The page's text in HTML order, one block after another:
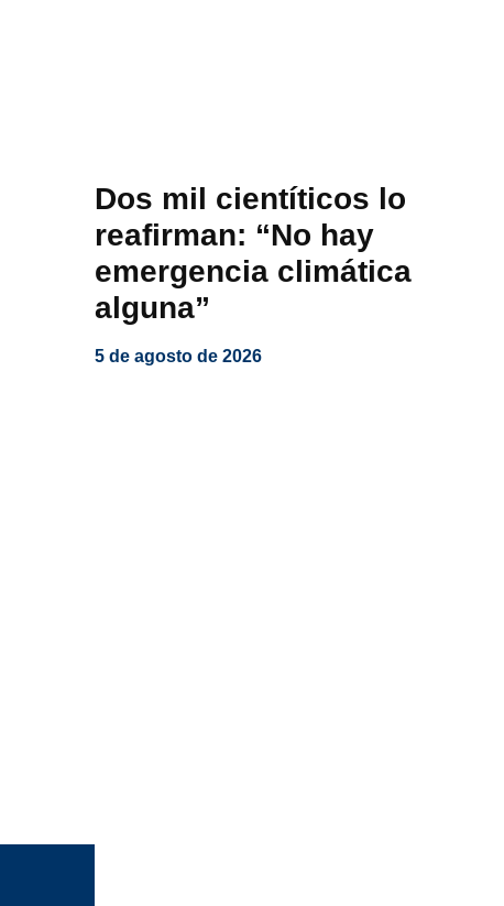
Dos mil cientíticos lo
reafirman: “No hay
emergencia climática
alguna”
5 de agosto de 2026